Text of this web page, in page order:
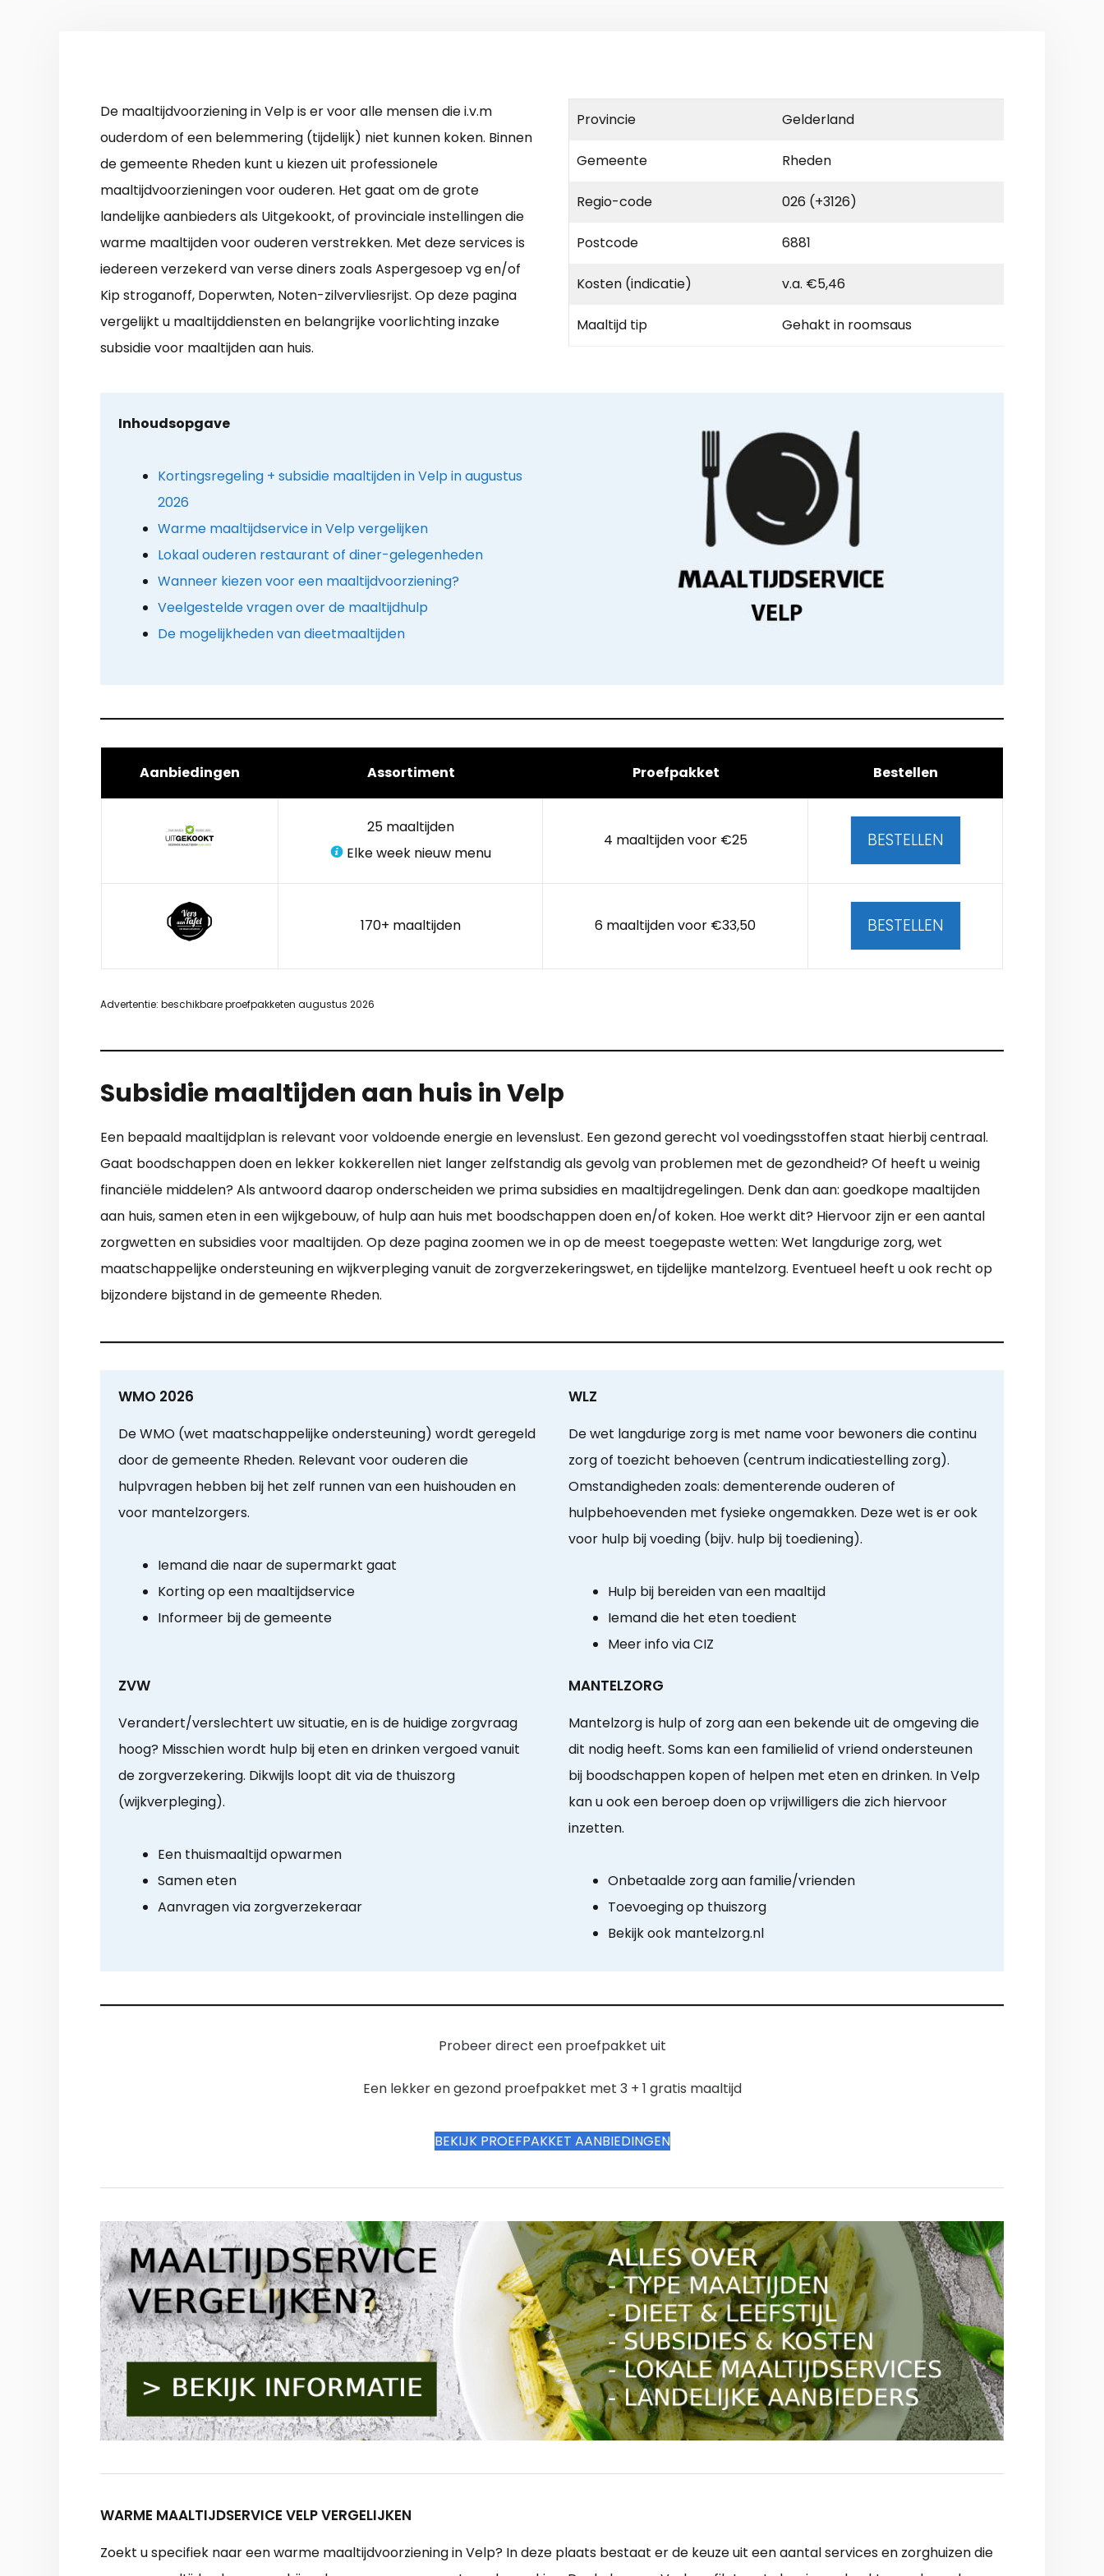
De maaltijdvoorziening in Velp is er voor alle mensen die i.v.m
ouderdom of een belemmering (tijdelijk) niet kunnen koken. Binnen
de gemeente Rheden kunt u kiezen uit professionele
maaltijdvoorzieningen voor ouderen. Het gaat om de grote
landelijke aanbieders als Uitgekookt, of provinciale instellingen die
warme maaltijden voor ouderen verstrekken. Met deze services is
iedereen verzekerd van verse diners zoals Aspergesoep vg en/of
Kip stroganoff, Doperwten, Noten-zilvervliesrijst. Op deze pagina
vergelijkt u maaltijddiensten en belangrijke voorlichting inzake
subsidie voor maaltijden aan huis.
Provincie Gelderland
Gemeente Rheden
Regio-code 026 (+3126)
Postcode 6881
Kosten (indicatie) v.a. €5,46
Maaltijd tip Gehakt in roomsaus
Inhoudsopgave
Kortingsregeling + subsidie maaltijden in Velp in augustus
2026
Warme maaltijdservice in Velp vergelijken
Lokaal ouderen restaurant of diner-gelegenheden
Wanneer kiezen voor een maaltijdvoorziening?
Veelgestelde vragen over de maaltijdhulp
De mogelijkheden van dieetmaaltijden
Aanbiedingen Assortiment Proefpakket Bestellen
25 maaltijden
Elke week nieuw menu
4 maaltijden voor €25 BESTELLEN
170+ maaltijden 6 maaltijden voor €33,50 BESTELLEN
Advertentie: beschikbare proefpakketen augustus 2026
Subsidie maaltijden aan huis in Velp
Een bepaald maaltijdplan is relevant voor voldoende energie en levenslust. Een gezond gerecht vol voedingsstoffen staat hierbij centraal.
Gaat boodschappen doen en lekker kokkerellen niet langer zelfstandig als gevolg van problemen met de gezondheid? Of heeft u weinig
financiële middelen? Als antwoord daarop onderscheiden we prima subsidies en maaltijdregelingen. Denk dan aan: goedkope maaltijden
aan huis, samen eten in een wijkgebouw, of hulp aan huis met boodschappen doen en/of koken. Hoe werkt dit? Hiervoor zijn er een aantal
zorgwetten en subsidies voor maaltijden. Op deze pagina zoomen we in op de meest toegepaste wetten: Wet langdurige zorg, wet
maatschappelijke ondersteuning en wijkverpleging vanuit de zorgverzekeringswet, en tijdelijke mantelzorg. Eventueel heeft u ook recht op
bijzondere bijstand in de gemeente Rheden.
WMO 2026
De WMO (wet maatschappelijke ondersteuning) wordt geregeld
door de gemeente Rheden. Relevant voor ouderen die
hulpvragen hebben bij het zelf runnen van een huishouden en
voor mantelzorgers.
Iemand die naar de supermarkt gaat
Korting op een maaltijdservice
Informeer bij de gemeente
WLZ
De wet langdurige zorg is met name voor bewoners die continu
zorg of toezicht behoeven (centrum indicatiestelling zorg).
Omstandigheden zoals: dementerende ouderen of
hulpbehoevenden met fysieke ongemakken. Deze wet is er ook
voor hulp bij voeding (bijv. hulp bij toediening).
Hulp bij bereiden van een maaltijd
Iemand die het eten toedient
Meer info via CIZ
ZVW
Verandert/verslechtert uw situatie, en is de huidige zorgvraag
hoog? Misschien wordt hulp bij eten en drinken vergoed vanuit
de zorgverzekering. Dikwijls loopt dit via de thuiszorg
(wijkverpleging).
Een thuismaaltijd opwarmen
Samen eten
Aanvragen via zorgverzekeraar
MANTELZORG
Mantelzorg is hulp of zorg aan een bekende uit de omgeving die
dit nodig heeft. Soms kan een familielid of vriend ondersteunen
bij boodschappen kopen of helpen met eten en drinken. In Velp
kan u ook een beroep doen op vrijwilligers die zich hiervoor
inzetten.
Onbetaalde zorg aan familie/vrienden
Toevoeging op thuiszorg
Bekijk ook mantelzorg.nl
Probeer direct een proefpakket uit
Een lekker en gezond proefpakket met 3 + 1 gratis maaltijd
BEKIJK PROEFPAKKET AANBIEDINGEN
WARME MAALTIJDSERVICE VELP VERGELIJKEN
Zoekt u specifiek naar een warme maaltijdvoorziening in Velp? In deze plaats bestaat er de keuze uit een aantal services en zorghuizen die